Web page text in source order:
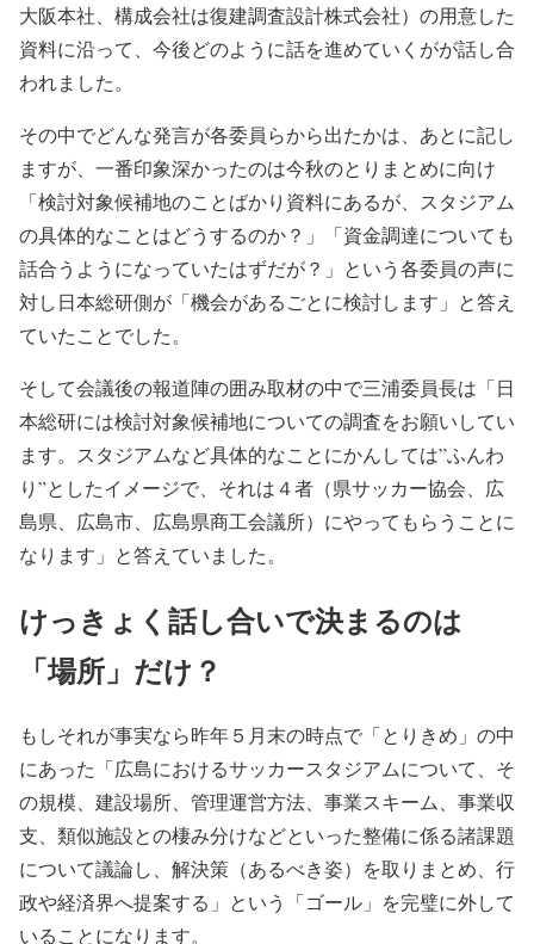
大阪本社、構成会社は復建調査設計株式会社）の用意した
資料に沿って、今後どのように話を進めていくがが話し合
われました。
その中でどんな発言が各委員らから出たかは、あとに記し
ますが、一番印象深かったのは今秋のとりまとめに向け
「検討対象候補地のことばかり資料にあるが、スタジアム
の具体的なことはどうするのか？」「資金調達についても
話合うようになっていたはずだが？」という各委員の声に
対し日本総研側が「機会があるごとに検討します」と答え
ていたことでした。
そして会議後の報道陣の囲み取材の中で三浦委員長は「日
本総研には検討対象候補地についての調査をお願いしてい
ます。スタジアムなど具体的なことにかんしては”ふんわ
り”としたイメージで、それは４者（県サッカー協会、広
島県、広島市、広島県商工会議所）にやってもらうことに
なります」と答えていました。
けっきょく話し合いで決まるのは
「場所」だけ？
もしそれが事実なら昨年５月末の時点で「とりきめ」の中
にあった「広島におけるサッカースタジアムについて、そ
の規模、建設場所、管理運営方法、事業スキーム、事業収
支、類似施設との棲み分けなどといった整備に係る諸課題
について議論し、解決策（あるべき姿）を取りまとめ、行
政や経済界へ提案する」という「ゴール」を完璧に外して
いることになります。